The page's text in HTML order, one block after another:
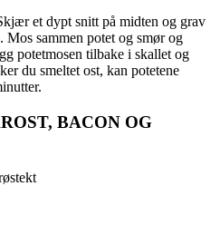
et dypt snitt på midten og grav
Mos sammen potet og smør og
potetmosen tilbake i skallet og
du smeltet ost, kan potetene
BACON OG